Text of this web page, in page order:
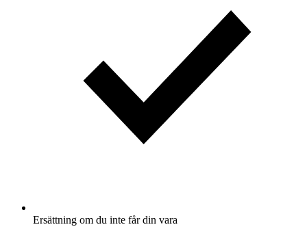
Ersättning om du inte får din vara